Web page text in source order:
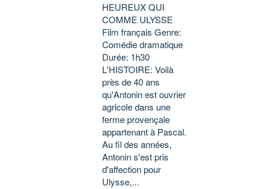
HEUREUX QUI
COMME ULYSSE
Film français Genre:
Comédie dramatique
Durée: 1h30
L'HISTOIRE: Voilà
près de 40 ans
qu'Antonin est ouvrier
agricole dans une
ferme provençale
appartenant à Pascal.
Au fil des années,
Antonin s'est pris
d'affection pour
Ulysse,...